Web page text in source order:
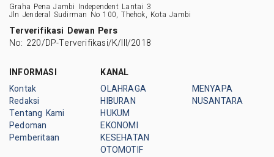
Graha Pena Jambi Independent Lantai 3
Jln Jenderal Sudirman No 100, Thehok, Kota Jambi
Terverifikasi Dewan Pers
No: 220/DP-Terverifikasi/K/III/2018
INFORMASI
Kontak
Redaksi
Tentang Kami
Pedoman
Pemberitaan
KANAL
OLAHRAGA
HIBURAN
HUKUM
EKONOMI
KESEHATAN
OTOMOTIF
MENYAPA
NUSANTARA